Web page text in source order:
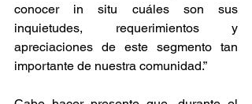
conocer in situ cuáles son sus
inquietudes, requerimientos y
apreciaciones de este segmento tan
importante de nuestra comunidad.”